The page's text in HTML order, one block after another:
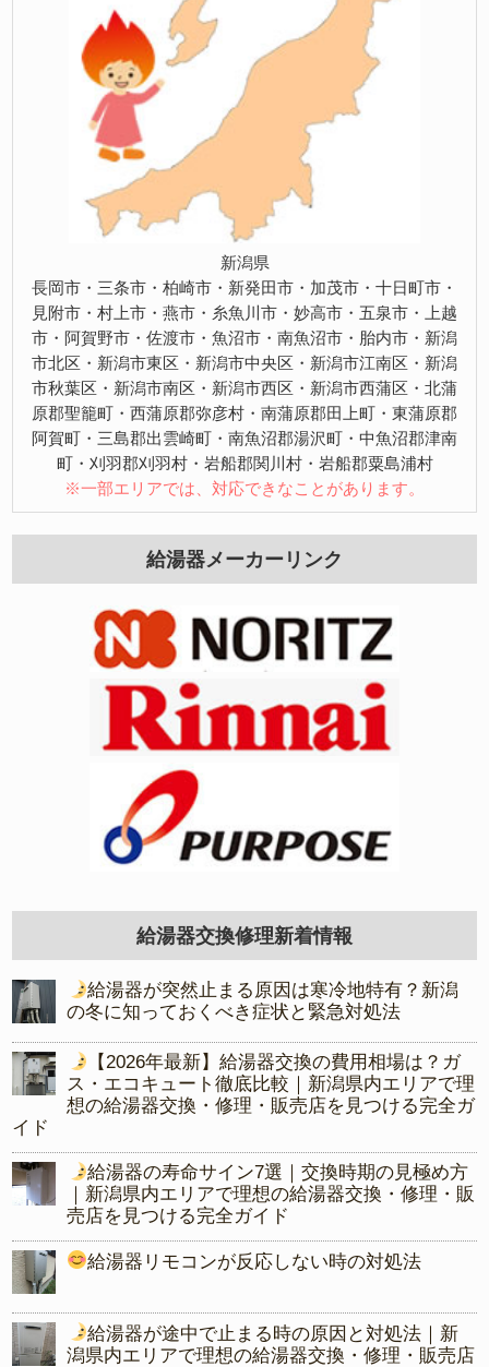
新潟県
長岡市・三条市・柏崎市・新発田市・加茂市・十日町市・
見附市・村上市・燕市・糸魚川市・妙高市・五泉市・上越
市・阿賀野市・佐渡市・魚沼市・南魚沼市・胎内市・新潟
市北区・新潟市東区・新潟市中央区・新潟市江南区・新潟
市秋葉区・新潟市南区・新潟市西区・新潟市西蒲区・北蒲
原郡聖籠町・西蒲原郡弥彦村・南蒲原郡田上町・東蒲原郡
阿賀町・三島郡出雲崎町・南魚沼郡湯沢町・中魚沼郡津南
町・刈羽郡刈羽村・岩船郡関川村・岩船郡粟島浦村
※一部エリアでは、対応できなことがあります。
給湯器メーカーリンク
給湯器交換修理新着情報
給湯器が突然止まる原因は寒冷地特有？新潟
の冬に知っておくべき症状と緊急対処法
【2026年最新】給湯器交換の費用相場は？ガ
ス・エコキュート徹底比較｜新潟県内エリアで理
想の給湯器交換・修理・販売店を見つける完全ガ
イド
給湯器の寿命サイン7選｜交換時期の見極め方
｜新潟県内エリアで理想の給湯器交換・修理・販
売店を見つける完全ガイド
給湯器リモコンが反応しない時の対処法
給湯器が途中で止まる時の原因と対処法｜新
潟県内エリアで理想の給湯器交換・修理・販売店